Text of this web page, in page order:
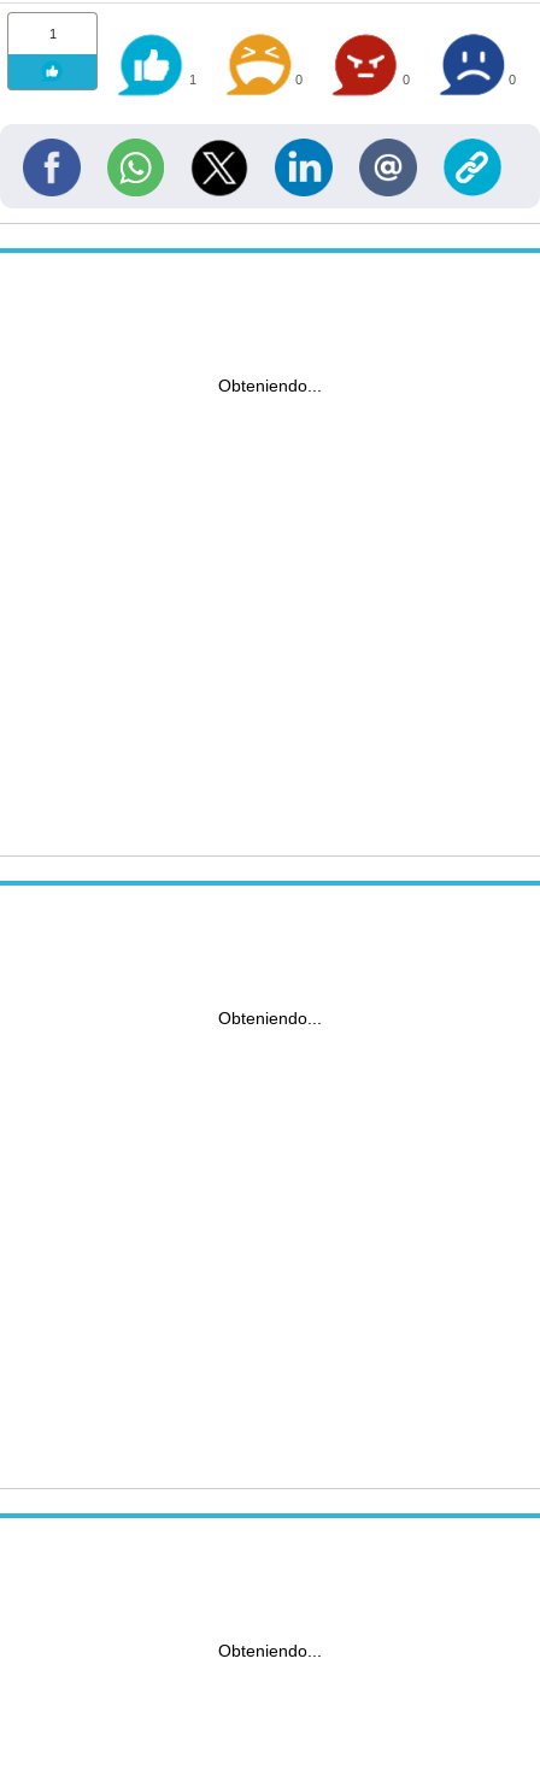
1
1 0 0 0
Obteniendo...
Obteniendo...
Obteniendo...